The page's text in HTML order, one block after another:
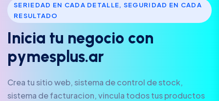
SERIEDAD EN CADA DETALLE, SEGURIDAD EN CADA
RESULTADO
Inicia tu negocio con
pymesp us.ar
Crea tu sitio web, sistema de control de stock,
sistema de facturacion, vincula todos tus productos